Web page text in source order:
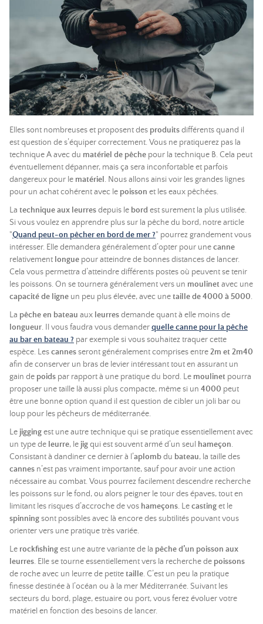
Elles sont nombreuses et proposent des produitsdifférents quand il
est question de s’équiper correctement. Vous ne pratiquerez pas la
technique A avec du matériel de pêche pour la technique B. Cela peut
éventuellement dépanner, mais ça sera inconfortable et parfois
dangereux pour le matériel. Nous allons ainsi voir les grandes lignes
pour un achat cohérent avec le poisson et les eaux pêchées.
La technique aux leurresdepuis le bord est surement la plus utilisée.
Si vous voulez en apprendre plus sur la pêche du bord, notre article
"Quand peut-on pêcher en bord de mer ?" pourrez grandement vous
intéresser. Elle demandera généralement d’opter pour unecanne
relativement longue pour atteindre de bonnes distances de lancer.
Cela vous permettra d’atteindre différents postes où peuvent se tenir
les poissons. On se tournera généralement vers un moulinetavec une
capacité de ligne un peu plus élevée, avec unetaille de 4000 à 5000.
La pêche en bateau aux leurresdemande quant à elle moins de
longueur. Il vous faudra vous demanderquelle canne pour la pêche
au bar en bateau ? par exemple si vous souhaitez traquer cette
espèce. Lescannesseront généralement comprises entre2m et 2m40
afin de conserver un bras de levier intéressant tout en assurant un
gain de poids par rapport à une pratique du bord. Le moulinet pourra
proposer une taille là aussi plus compacte, même si un 4000 peut
être une bonne option quand il est question de cibler un joli bar ou
loup pour les pêcheurs de méditerranée.
Le jiggingest une autre technique qui se pratique essentiellement avec
un type de leurre, le jigqui est souvent armé d’un seul hameçon.
Consistant à dandiner ce dernier à l’aplombdu bateau, la taille des
cannes n’est pas vraiment importante, sauf pour avoir une action
nécessaire au combat. Vous pourrez facilement descendre recherche
les poissons sur le fond, ou alors peigner le tour des épaves, tout en
limitant les risques d’accroche de vos hameçons. Lecastinget le
spinningsont possibles avec là encore des subtilités pouvant vous
orienter vers une pratique très variée.
Le rockfishingest une autre variante de la pêche d’un poisson aux
leurres. Elle se tourne essentiellement vers la recherche de poissons
de roche avec un leurre de petitetaille. C’est un peu la pratique
finesse destinée à l’océan ou à la mer Méditerranée. Suivant les
secteurs du bord, plage, estuaire ou port, vous ferez évoluer votre
matériel en fonction des besoins de lancer.